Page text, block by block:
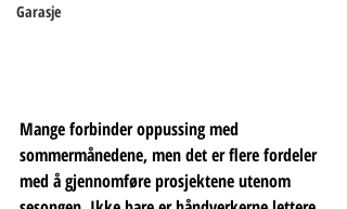
Garasje
Mange forbinder oppussing med
sommermånedene, men det er flere fordeler
med å gjennomføre prosjektene utenom